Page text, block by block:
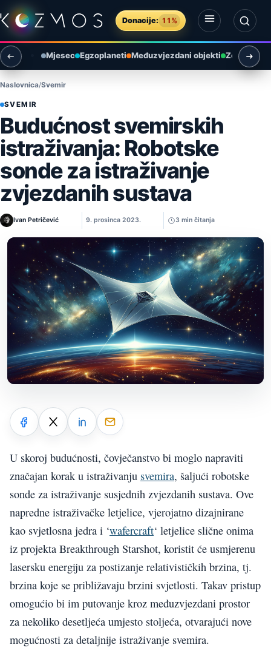
Preskoči na sadržaj
Donacije: 11%
Otvori izbornik
Otvori pretragu
Mjesec Egzoplaneti Međuzvjezdani objekti Zemlja i
Naslovnica Svemir
SVEMIR
Budućnost svemirskih
istraživanja: Robotske
sonde za istraživanje
zvjezdanih sustava
Ivan Petričević 9. prosinca 2023. 3 min čitanja
U skoroj budućnosti, čovječanstvo bi moglo napraviti
značajan korak u istraživanju svemira, šaljući robotske
sonde za istraživanje susjednih zvjezdanih sustava. Ove
napredne istraživačke letjelice, vjerojatno dizajnirane
kao svjetlosna jedra i ‘wafercraft‘ letjelice slične onima
iz projekta Breakthrough Starshot, koristit će usmjerenu
lasersku energiju za postizanje relativističkih brzina, tj.
brzina koje se približavaju brzini svjetlosti. Takav pristup
omogućio bi im putovanje kroz međuzvjezdani prostor
za nekoliko desetljeća umjesto stoljeća, otvarajući nove
mogućnosti za detaljnije istraživanje svemira.